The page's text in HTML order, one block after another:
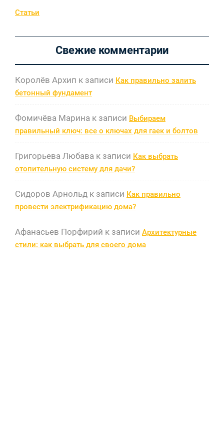
Статьи
Свежие комментарии
Королёв Архип к записи Как правильно залить
бетонный фундамент
Фомичёва Марина к записи Выбираем
правильный ключ: все о ключах для гаек и болтов
Григорьева Любава к записи Как выбрать
отопительную систему для дачи?
Сидоров Арнольд к записи Как правильно
провести электрификацию дома?
Афанасьев Порфирий к записи Архитектурные
стили: как выбрать для своего дома